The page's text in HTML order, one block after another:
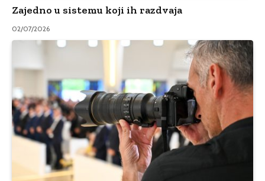
Zajedno u sistemu koji ih razdvaja
02/07/2026